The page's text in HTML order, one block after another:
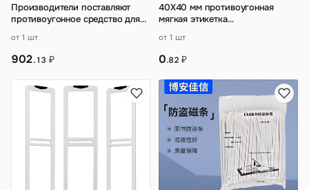
Производители поставляют
противоугонное средство для
супермар
от 1 шт
902.13 ₽
40X40 мм противоугонная
мягкая этикетка
противоугонная этикетка EAS
противо
от 1 шт
0.82 ₽